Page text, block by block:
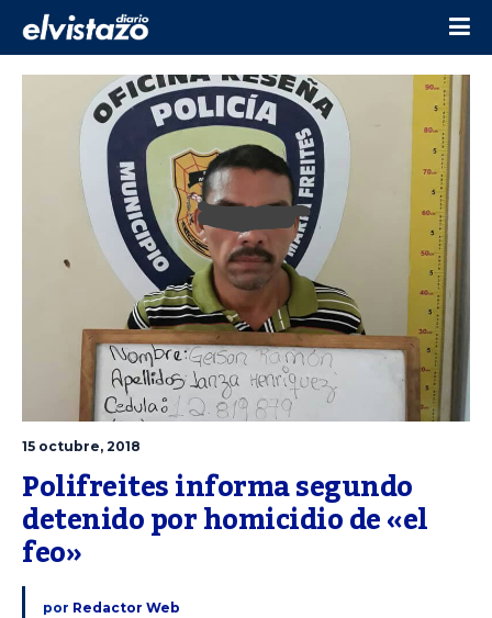
15 octubre, 2018
Polifreites informa segundo
detenido por homicidio de «el
feo»
por Redactor Web